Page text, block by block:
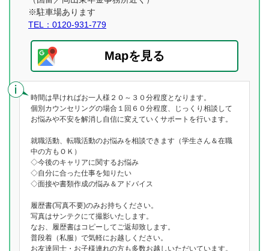
※駐車場あります
TEL：0120-931-779
Mapを見る
時間は早ければお一人様２０～３０分程度となります。
個別カウンセリングの場合１回６０分程度、じっくり相談して
お悩みや不安を解消し自信に変えていくサポートを行います。
就職活動、転職活動のお悩みを相談できます（学生さん＆在職
中の方もＯＫ）
◇今後のキャリアに関するお悩み
◇自分に合った仕事を知りたい
◇面接や書類作成の悩み＆アドバイス
履歴書(写真不要)のみお持ちください。
写真はサンテクにて撮影いたします。
なお、履歴書はコピーしてご返却致します。
普段着（私服）で気軽にお越しください。
お友達同士・お子様連れの方も多数お越しいただいています。